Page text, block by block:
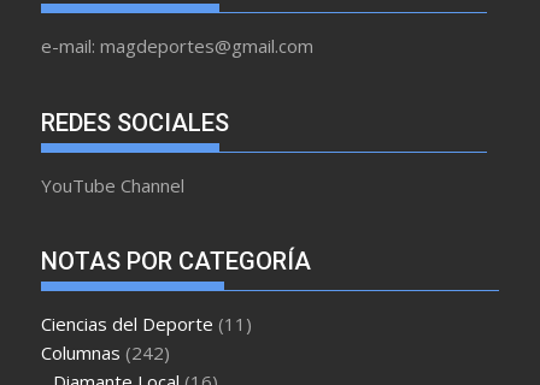
e-mail: magdeportes@gmail.com
REDES SOCIALES
YouTube Channel
NOTAS POR CATEGORÍA
Ciencias del Deporte (11)
Columnas (242)